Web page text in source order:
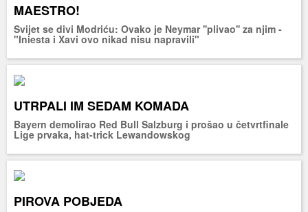
MAESTRO!
Svijet se divi Modriću: Ovako je Neymar ''plivao'' za njim -
"Iniesta i Xavi ovo nikad nisu napravili"
UTRPALI IM SEDAM KOMADA
Bayern demolirao Red Bull Salzburg i prošao u četvrtfinale
Lige prvaka, hat-trick Lewandowskog
PIROVA POBJEDA